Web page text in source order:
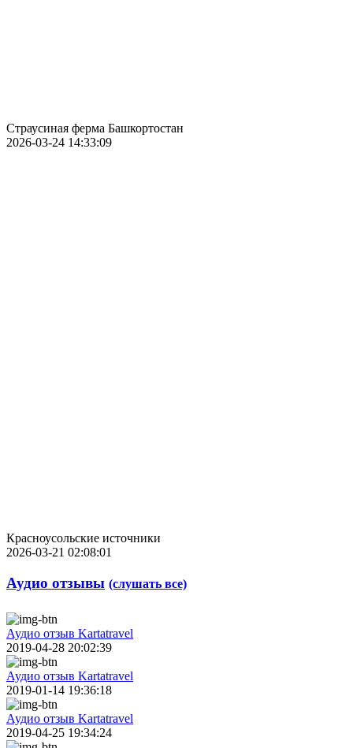
Страусиная ферма Башкортостан
2026-03-24 14:33:09
Красноусольские источники
2026-03-21 02:08:01
Аудио отзывы (слушать все)
Аудио отзыв Kartatravel
2019-04-28 20:02:39
Аудио отзыв Kartatravel
2019-01-14 19:36:18
Аудио отзыв Kartatravel
2019-04-25 19:34:24